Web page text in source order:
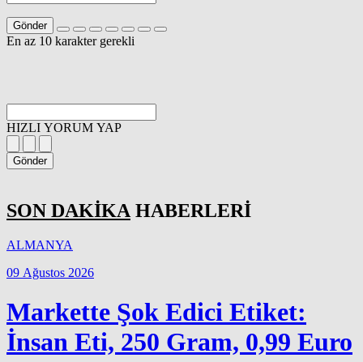
Gönder
En az 10 karakter gerekli
HIZLI YORUM YAP
Gönder
SON DAKİKA HABERLERİ
ALMANYA
09 Ağustos 2026
Markette Şok Edici Etiket:
İnsan Eti, 250 Gram, 0,99 Euro